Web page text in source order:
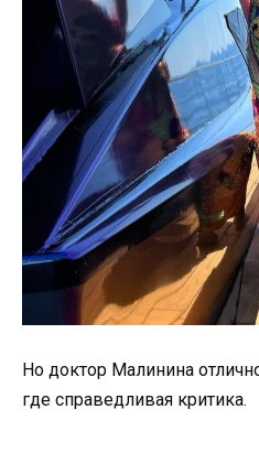
Но доктор Малинина
где справедливая критика.